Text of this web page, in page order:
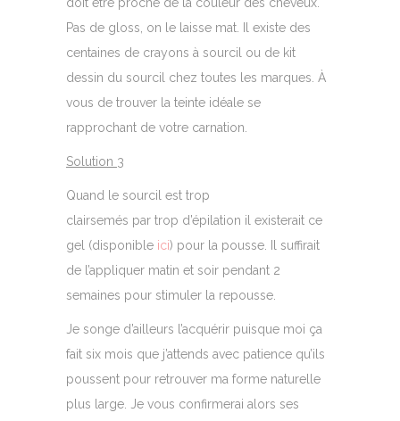
doit être proche de la couleur des cheveux.
Pas de gloss, on le laisse mat. Il existe des
centaines de crayons à sourcil ou de kit
dessin du sourcil chez toutes les marques. À
vous de trouver la teinte idéale se
rapprochant de votre carnation.
Solution 3
Quand le sourcil est trop
clairsemés par trop d’épilation il existerait ce
gel (disponible ici) pour la pousse. Il suffirait
de l’appliquer matin et soir pendant 2
semaines pour stimuler la repousse.
Je songe d’ailleurs l’acquérir puisque moi ça
fait six mois que j’attends avec patience qu’ils
poussent pour retrouver ma forme naturelle
plus large. Je vous confirmerai alors ses